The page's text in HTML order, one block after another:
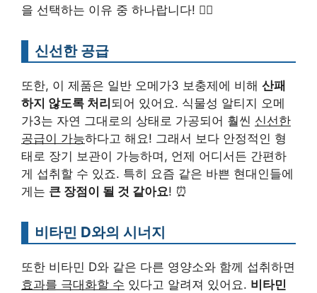
을 선택하는 이유 중 하나랍니다! 🏃‍♀️
신선한 공급
또한, 이 제품은 일반 오메가3 보충제에 비해 산패
하지 않도록 처리 되어 있어요. 식물성 알티지 오메
가3는 자연 그대로의 상태로 가공되어 훨씬 신선한
공급이 가능하다고 해요! 그래서 보다 안정적인 형
태로 장기 보관이 가능하며, 언제 어디서든 간편하
게 섭취할 수 있죠. 특히 요즘 같은 바쁜 현대인들에
게는 큰 장점이 될 것 같아요! ⏰
비타민 D와의 시너지
또한 비타민 D와 같은 다른 영양소와 함께 섭취하면
효과를 극대화할 수 있다고 알려져 있어요. 비타민